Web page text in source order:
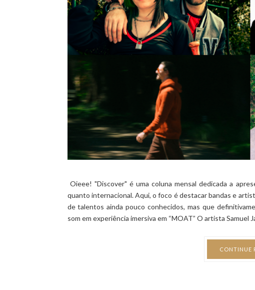
Oieee! "Discover" é uma coluna mensal dedicada a
quanto internacional. Aqui, o foco é destacar bandas e
de talentos ainda pouco conhecidos, mas que
som em experiência imersiva em “MOAT” O artista Samuel
CONTINUE